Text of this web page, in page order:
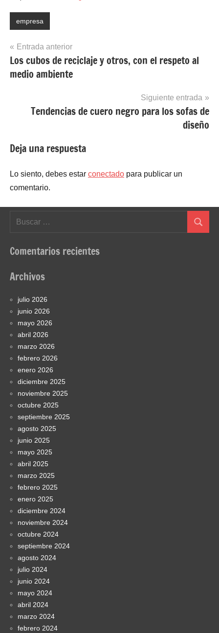
empresa
Navegación
de
entradas
Entrada anterior
Los cubos de reciclaje y otros, con el respeto al
medio ambiente
Siguiente entrada
Tendencias de cuero negro para los sofas de
diseño
Deja una respuesta
Lo siento, debes estar conectado para publicar un
comentario.
Buscar
Comentarios recientes
Archivos
julio 2026
junio 2026
mayo 2026
abril 2026
marzo 2026
febrero 2026
enero 2026
diciembre 2025
noviembre 2025
octubre 2025
septiembre 2025
agosto 2025
junio 2025
mayo 2025
abril 2025
marzo 2025
febrero 2025
enero 2025
diciembre 2024
noviembre 2024
octubre 2024
septiembre 2024
agosto 2024
julio 2024
junio 2024
mayo 2024
abril 2024
marzo 2024
febrero 2024